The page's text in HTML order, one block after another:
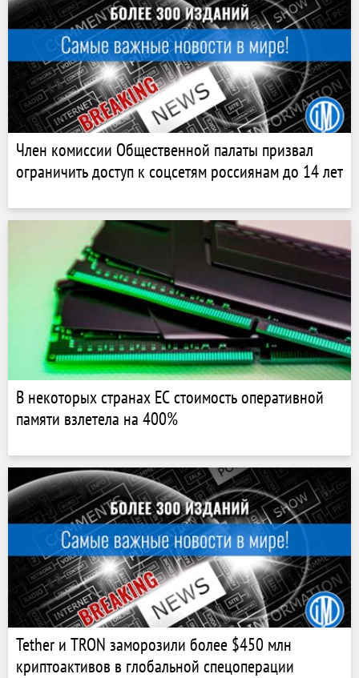
Член комиссии Общественной палаты призвал
ограничить доступ к соцсетям россиянам до 14 лет
В некоторых странах ЕС стоимость оперативной
памяти взлетела на 400%
Tether и TRON заморозили более $450 млн
криптоактивов в глобальной спецоперации